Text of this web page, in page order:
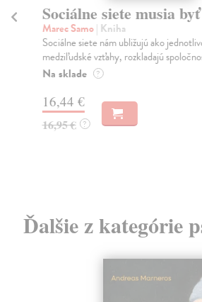
Sociálne siete musia
Marec Samo| Kniha
Sociálne siete nám ubližujú ako
medziľudské vzťahy, rozkladajú
Na sklade ?
16,44 €
16,95 € ?
Ďalšie z kategórie